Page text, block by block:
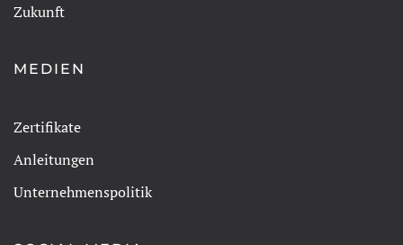
Zukunft
MEDIEN
Zertifikate
Anleitungen
Unternehmenspolitik